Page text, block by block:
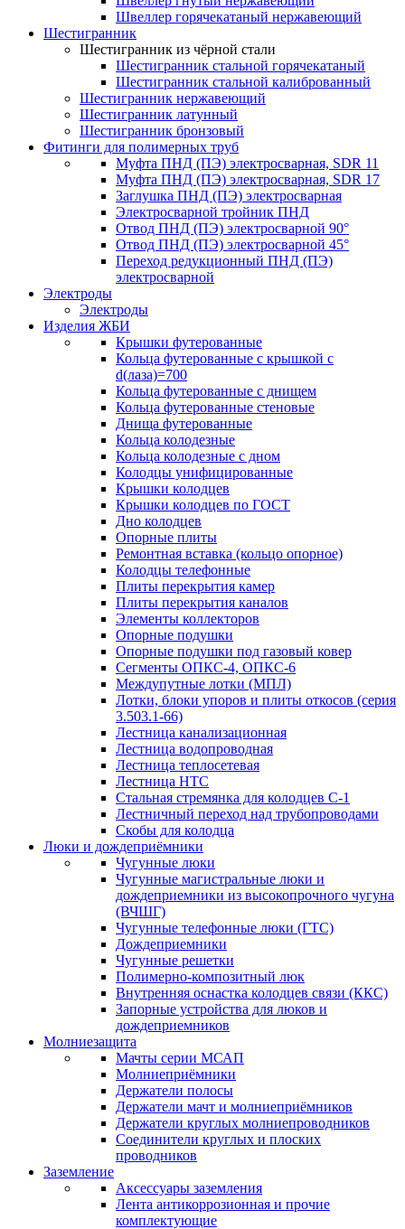
Швеллер горячекатаный нержавеющий
Шестигранник
Шестигранник из чёрной стали
Шестигранник стальной горячекатаный
Шестигранник стальной калиброванный
Шестигранник нержавеющий
Шестигранник латунный
Шестигранник бронзовый
Фитинги для полимерных труб
Муфта ПНД (ПЭ) электросварная, SDR 11
Муфта ПНД (ПЭ) электросварная, SDR 17
Заглушка ПНД (ПЭ) электросварная
Электросварной тройник ПНД
Отвод ПНД (ПЭ) электросварной 90°
Отвод ПНД (ПЭ) электросварной 45°
Переход редукционный ПНД (ПЭ)
электросварной
Электроды
Электроды
Изделия ЖБИ
Крышки футерованные
Кольца футерованные с крышкой с
d(лаза)=700
Кольца футерованные с днищем
Кольца футерованные стеновые
Днища футерованные
Кольца колодезные
Кольца колодезные с дном
Колодцы унифицированные
Крышки колодцев
Крышки колодцев по ГОСТ
Дно колодцев
Опорные плиты
Ремонтная вставка (кольцо опорное)
Колодцы телефонные
Плиты перекрытия камер
Плиты перекрытия каналов
Элементы коллекторов
Опорные подушки
Опорные подушки под газовый ковер
Сегменты ОПКС-4, ОПКС-6
Междупутные лотки (МПЛ)
Лотки, блоки упоров и плиты откосов (серия
3.503.1-66)
Лестница канализационная
Лестница водопроводная
Лестница теплосетевая
Лестница НТС
Стальная стремянка для колодцев С-1
Лестничный переход над трубопроводами
Скобы для колодца
Люки и дождеприёмники
Чугунные люки
Чугунные магистральные люки и
дождеприемники из высокопрочного чугуна
(ВЧШГ)
Чугунные телефонные люки (ГТС)
Дождеприемники
Чугунные решетки
Полимерно-композитный люк
Внутренняя оснастка колодцев связи (ККС)
Запорные устройства для люков и
дождеприемников
Молниезащита
Мачты серии МСАП
Молниеприёмники
Держатели полосы
Держатели мачт и молниеприёмников
Держатели круглых молниепроводников
Cоединители круглых и плоских
проводников
Заземление
Аксессуары заземления
Лента антикоррозионная и прочие
комплектующие